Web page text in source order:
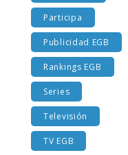
Participa
Publicidad EGB
Rankings EGB
Series
Televisión
TV EGB